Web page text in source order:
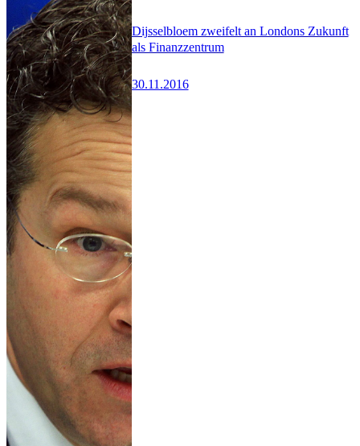
Dijsselbloem zweifelt an Londons Zukunft
als Finanzzentrum
30.11.2016